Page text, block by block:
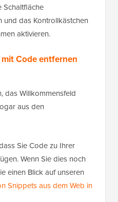
Schaltfläche
und das Kontrollkästchen
aktivieren.
Code entfernen
das Willkommensfeld
aus den
Sie Code zu Ihrer
Wenn Sie dies noch
einen Blick auf unseren
Snippets aus dem Web in